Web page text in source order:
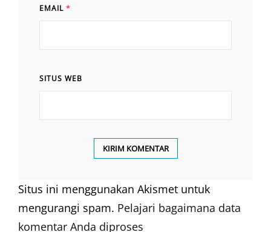
EMAIL *
SITUS WEB
Situs ini menggunakan Akismet untuk
mengurangi spam. Pelajari bagaimana data
komentar Anda diproses